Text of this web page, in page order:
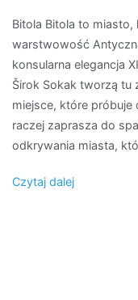
Bitola Bitola to miasto,
warstwowość
konsularna elegancja
Širok Sokak tworzą tu
miejsce, które próbuje
raczej zaprasza do
odkrywania miasta,
Czytaj dalej